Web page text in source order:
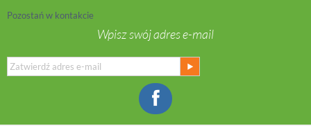
Pozostań w kontakcie
Wpisz swój adres e-mail